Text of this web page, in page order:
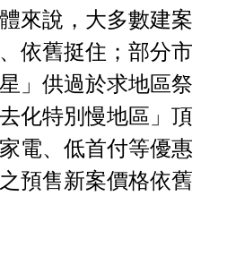
來說，大多數建案
依舊挺住；部分市
」供過於求地區祭
化特別慢地區」頂
電、低首付等優惠
預售新案價格依舊